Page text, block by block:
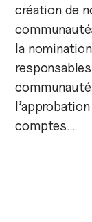
création de
la
comptes…